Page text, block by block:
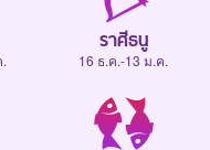
ราศีธนู
16 ธ.ค.-13 ม.ค.